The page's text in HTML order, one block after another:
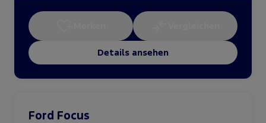
Details ansehen
Ford Focus